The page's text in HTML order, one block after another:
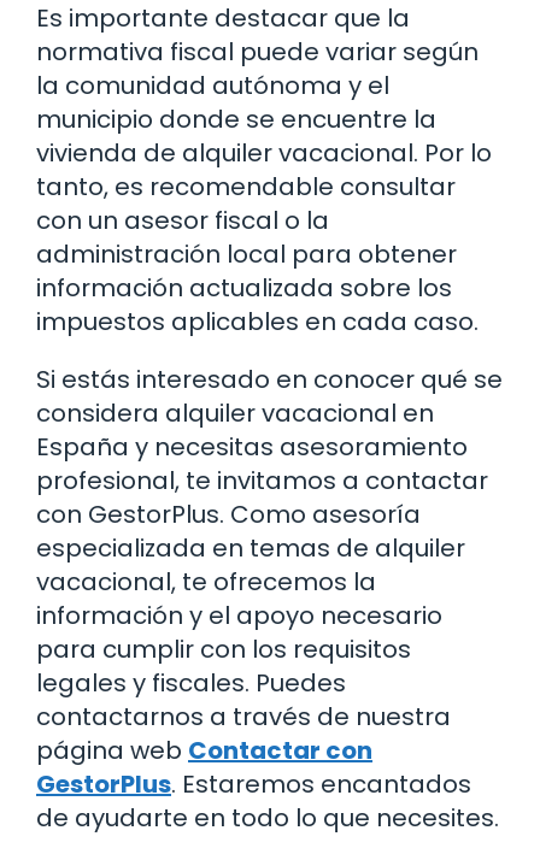
Es importante destacar que la
normativa fiscal puede variar según
la comunidad autónoma y el
municipio donde se encuentre la
vivienda de alquiler vacacional. Por lo
tanto, es recomendable consultar
con un asesor fiscal o la
administración local para obtener
información actualizada sobre los
impuestos aplicables en cada caso.
Si estás interesado en conocer qué se
considera alquiler vacacional en
España y necesitas asesoramiento
profesional, te invitamos a contactar
con GestorPlus. Como asesoría
especializada en temas de alquiler
vacacional, te ofrecemos la
información y el apoyo necesario
para cumplir con los requisitos
legales y fiscales. Puedes
contactarnos a través de nuestra
página web Contactar con
GestorPlus. Estaremos encantados
de ayudarte en todo lo que necesites.